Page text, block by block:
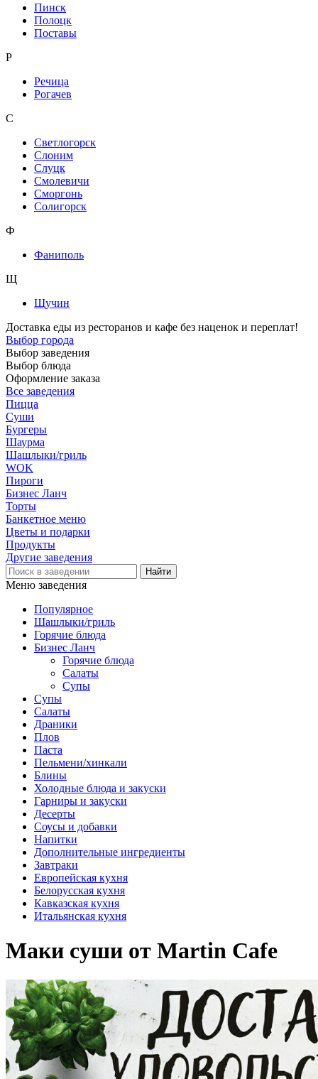
Пинск
Полоцк
Поставы
Р
Речица
Рогачев
С
Светлогорск
Слоним
Слуцк
Смолевичи
Сморгонь
Солигорск
Ф
Фаниполь
Щ
Щучин
Доставка еды из ресторанов и кафе без наценок и переплат!
Выбор города
Выбор заведения
Выбор блюда
Оформление заказа
Все заведения
Пицца
Суши
Бургеры
Шаурма
Шашлыки/гриль
WOK
Пироги
Бизнес Ланч
Торты
Банкетное меню
Цветы и подарки
Продукты
Другие заведения
Меню заведения
Популярное
Шашлыки/гриль
Горячие блюда
Бизнес Ланч
Горячие блюда
Салаты
Супы
Супы
Салаты
Драники
Плов
Паста
Пельмени/хинкали
Блины
Холодные блюда и закуски
Гарниры и закуски
Десерты
Соусы и добавки
Напитки
Дополнительные ингредиенты
Завтраки
Европейская кухня
Белорусская кухня
Кавказская кухня
Итальянская кухня
Маки суши от Martin Cafe